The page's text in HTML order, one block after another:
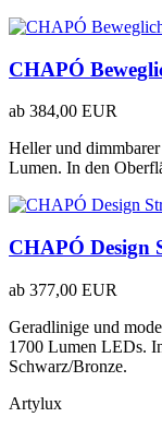
CHAPÓ
ab 384,00 EUR
Heller und
Lumen. In den
CHAPÓ Design
ab 377,00 EUR
Geradlinige und
1700 Lumen LEDs.
Schwarz/Bronze.
Artylux